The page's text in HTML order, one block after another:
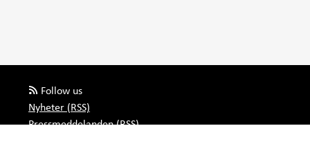
Follow us
Nyheter (RSS)
Pressmeddelanden (RSS)